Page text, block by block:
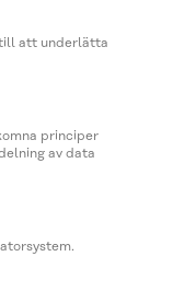
till att underlätta
principer
av data